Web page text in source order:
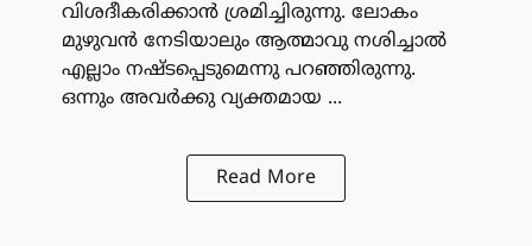
വിശദീകരിക്കാന്‍ ശ്രമിച്ചിരുന്നു. ലോകം
മുഴുവന്‍ നേടിയാലും ആത്മാവു നശിച്ചാല്‍
എല്ലാം നഷ്ടപ്പെടുമെന്നു പറഞ്ഞിരുന്നു.
ഒന്നും അവര്‍ക്കു വ്യക്തമായ ...
Read More